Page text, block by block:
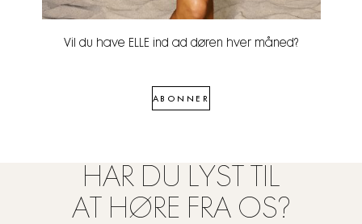
Vil du have ELLE ind ad døren hver måned?
ABONNER
HAR DU LYST TIL
AT HØRE FRA OS?